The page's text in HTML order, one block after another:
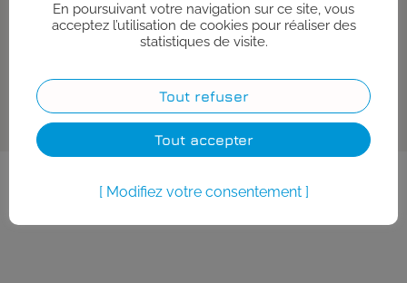
En poursuivant votre navigation sur ce site, vous
acceptez l’utilisation de cookies pour réaliser des
statistiques de visite.
Tout refuser
Tout accepter
Modifiez votre consentement